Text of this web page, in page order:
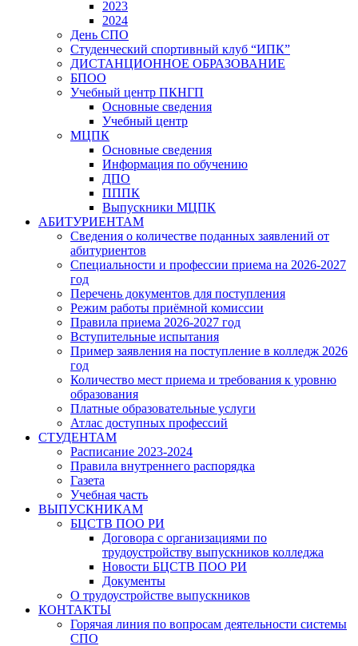
2023
2024
День СПО
Студенческий спортивный клуб “ИПК”
ДИСТАНЦИОННОЕ ОБРАЗОВАНИЕ
БПОО
Учебный центр ПКНГП
Основные сведения
Учебный центр
МЦПК
Основные сведения
Информация по обучению
ДПО
ПППК
Выпускники МЦПК
АБИТУРИЕНТАМ
Сведения о количестве поданных заявлений от
абитуриентов
Специальности и профессии приема на 2026-2027
год
Перечень документов для поступления
Режим работы приёмной комиссии
Правила приема 2026-2027 год
Вступительные испытания
Пример заявления на поступление в колледж 2026
год
Количество мест приема и требования к уровню
образования
Платные образовательные услуги
Атлас доступных профессий
СТУДЕНТАМ
Расписание 2023-2024
Правила внутреннего распорядка
Газета
Учебная часть
ВЫПУСКНИКАМ
БЦСТВ ПОО РИ
Договора с организациями по
трудоустройству выпускников колледжа
Новости БЦСТВ ПОО РИ
Документы
О трудоустройстве выпускников
КОНТАКТЫ
Горячая линия по вопросам деятельности системы
СПО